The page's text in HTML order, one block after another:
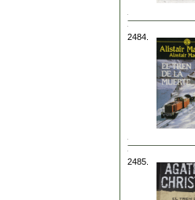
2484.
2485.